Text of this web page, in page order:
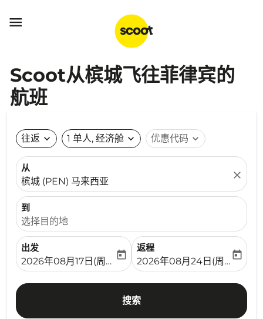

Scoot从槟城飞往菲律宾的
航班
往返 expand_more 1 单人, 经济舱 expand_more 优惠代码 expand_more
从
槟城 (PEN) 马来西亚
close
到
选择目的地
出发
fc-booking-departure-date-aria-label
2026年08月17日(周一)
today
返程
fc-booking-return-date-
2026年08月24日(周一)
today
搜索